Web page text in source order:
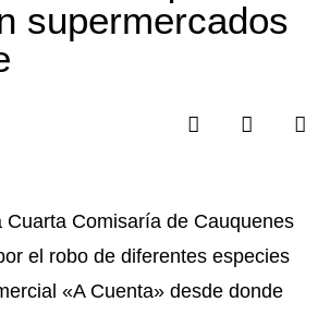
supermercados
Cuarta Comisaría de Cauquenes
el robo de diferentes especies
«A Cuenta» desde donde